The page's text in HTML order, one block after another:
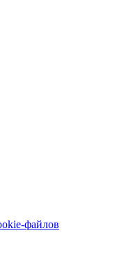
файлов